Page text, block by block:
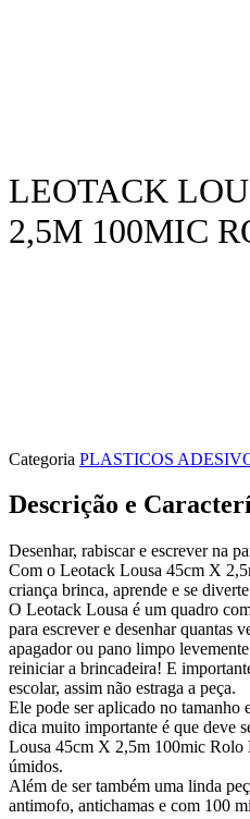
LEOTACK
2,5M 100MIC
Categoria PLASTICOS
Descrição e
Desenhar, rabiscar e escrever na
Com o Leotack Lousa 45cm X
criança brinca, aprende e se
O Leotack Lousa é um quadro
para escrever e desenhar quantas
apagador ou pano limpo
reiniciar a brincadeira! E
escolar, assim não estraga a peça.
Ele pode ser aplicado no tamanho
dica muito importante é que deve
Lousa 45cm X 2,5m 100mic Rolo
úmidos.
Além de ser também uma linda
antimofo, antichamas e com 100